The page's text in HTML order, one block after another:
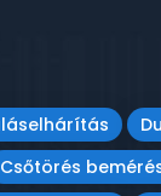
Csőtörés